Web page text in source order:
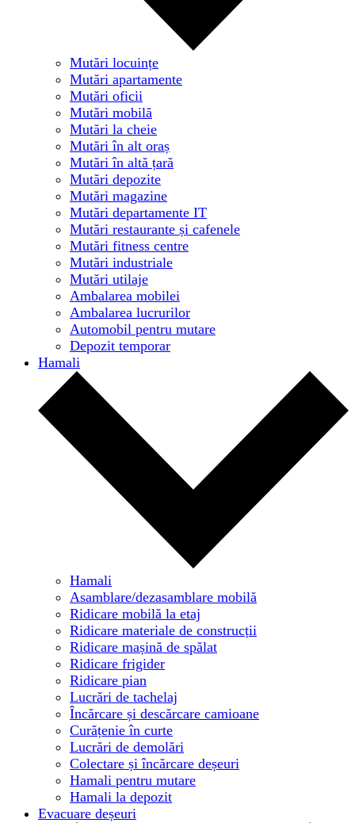
Mutări locuințe
Mutări apartamente
Mutări oficii
Mutări mobilă
Mutări la cheie
Mutări în alt oraș
Mutări în altă țară
Mutări depozite
Mutări magazine
Mutări departamente IT
Mutări restaurante și cafenele
Mutări fitness centre
Mutări industriale
Mutări utilaje
Ambalarea mobilei
Ambalarea lucrurilor
Automobil pentru mutare
Depozit temporar
Hamali
Hamali
Asamblare/dezasamblare mobilă
Ridicare mobilă la etaj
Ridicare materiale de construcții
Ridicare mașină de spălat
Ridicare frigider
Ridicare pian
Lucrări de tachelaj
Încărcare și descărcare camioane
Curățenie în curte
Lucrări de demolări
Colectare și încărcare deșeuri
Hamali pentru mutare
Hamali la depozit
Evacuare deșeuri